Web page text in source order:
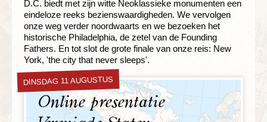
D.C. biedt met zijn witte Neoklassieke monumenten een
eindeloze reeks bezienswaardigheden. We vervolgen
onze weg verder noordwaarts en we bezoeken het
historische Philadelphia, de zetel van de Founding
Fathers. En tot slot de grote finale van onze reis: New
York, 'the city that never sleeps'.
DINSDAG 11 AUGUSTUS
Online presentatie